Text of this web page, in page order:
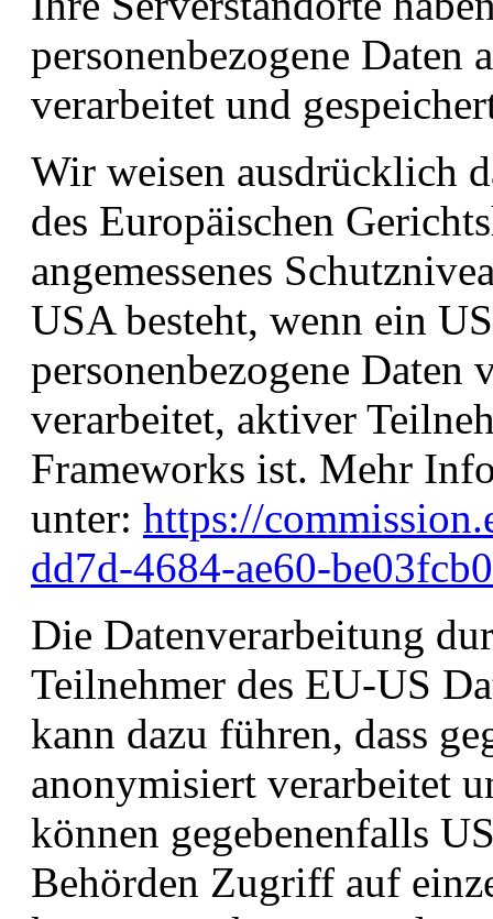
personenbezogene Daten
verarbeitet und
Wir weisen ausdrücklich
des Europäischen
angemessenes
USA besteht, wenn ein
personenbezogene
verarbeitet, aktiver
Frameworks ist. Mehr
unter: https://
dd7d-4684-ae60-
Die Datenverarbeitung
Teilnehmer des EU-US
kann dazu führen, dass
anonymisiert verarbeitet
können gegebenenfalls
Behörden Zugriff auf